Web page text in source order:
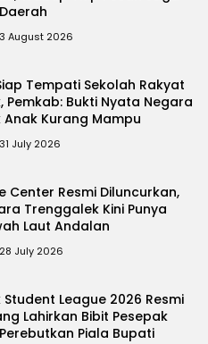
3 August 2026
Tempati Sekolah Rakyat
Pemkab: Bukti Nyata Negara
Kurang Mampu
31 July 2026
Center Resmi Diluncurkan,
Trenggalek Kini Punya
Laut Andalan
28 July 2026
League 2026 Resmi
Lahirkan Bibit Pesepak
Piala Bupati